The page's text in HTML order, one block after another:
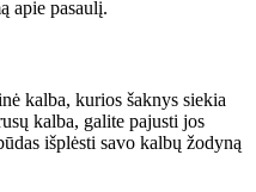
apie pasaulį.
kalba, kurios šaknys siekia
kalba, galite pajusti jos
išplėsti savo kalbų žodyną